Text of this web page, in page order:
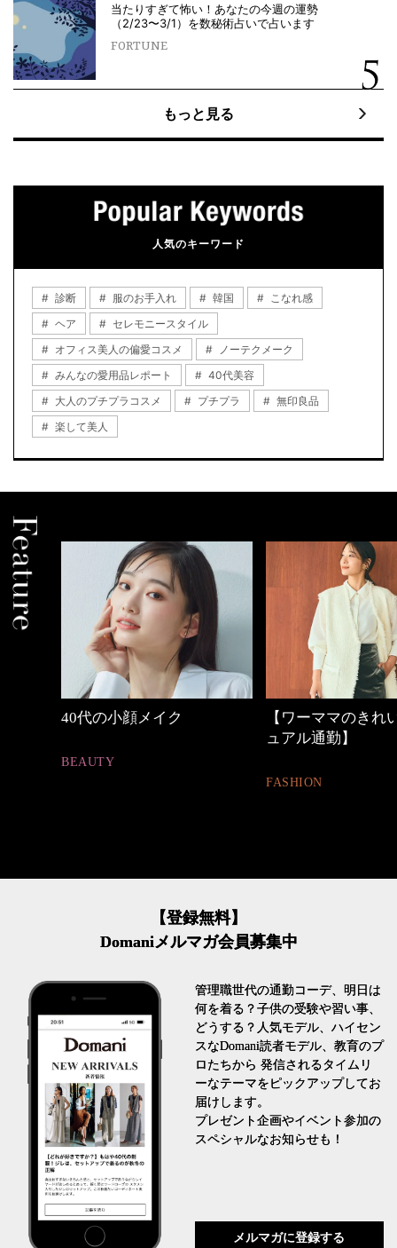
当たりすぎて怖い！あなたの今週の運勢
（2/23〜3/1）を数秘術占いで占います
FORTUNE
もっと見る
人気のキーワード
診断 服のお手入れ 韓国
こなれ感
ヘア
セレモニースタイル
オフィス美人の偏愛コスメ
ノーテクメーク
みんなの愛用品レポート
40代美容
大人のプチプラコスメ
プチプラ
無印良品
楽して美人
40代の小顔メイク
BEAUTY
【ワーママのきれ
ュアル通勤】
FASHION
【登録無料】
Domaniメルマガ会員募集中
管理職世代の通勤コーデ、明日は
何を着る？子供の受験や習い事、
どうする？人気モデル、ハイセン
スなDomani読者モデル、教育のプ
ロたちから 発信されるタイムリ
ーなテーマをピックアップしてお
届けします。
プレゼント企画やイベント参加の
スペシャルなお知らせも！
メルマガに登録する